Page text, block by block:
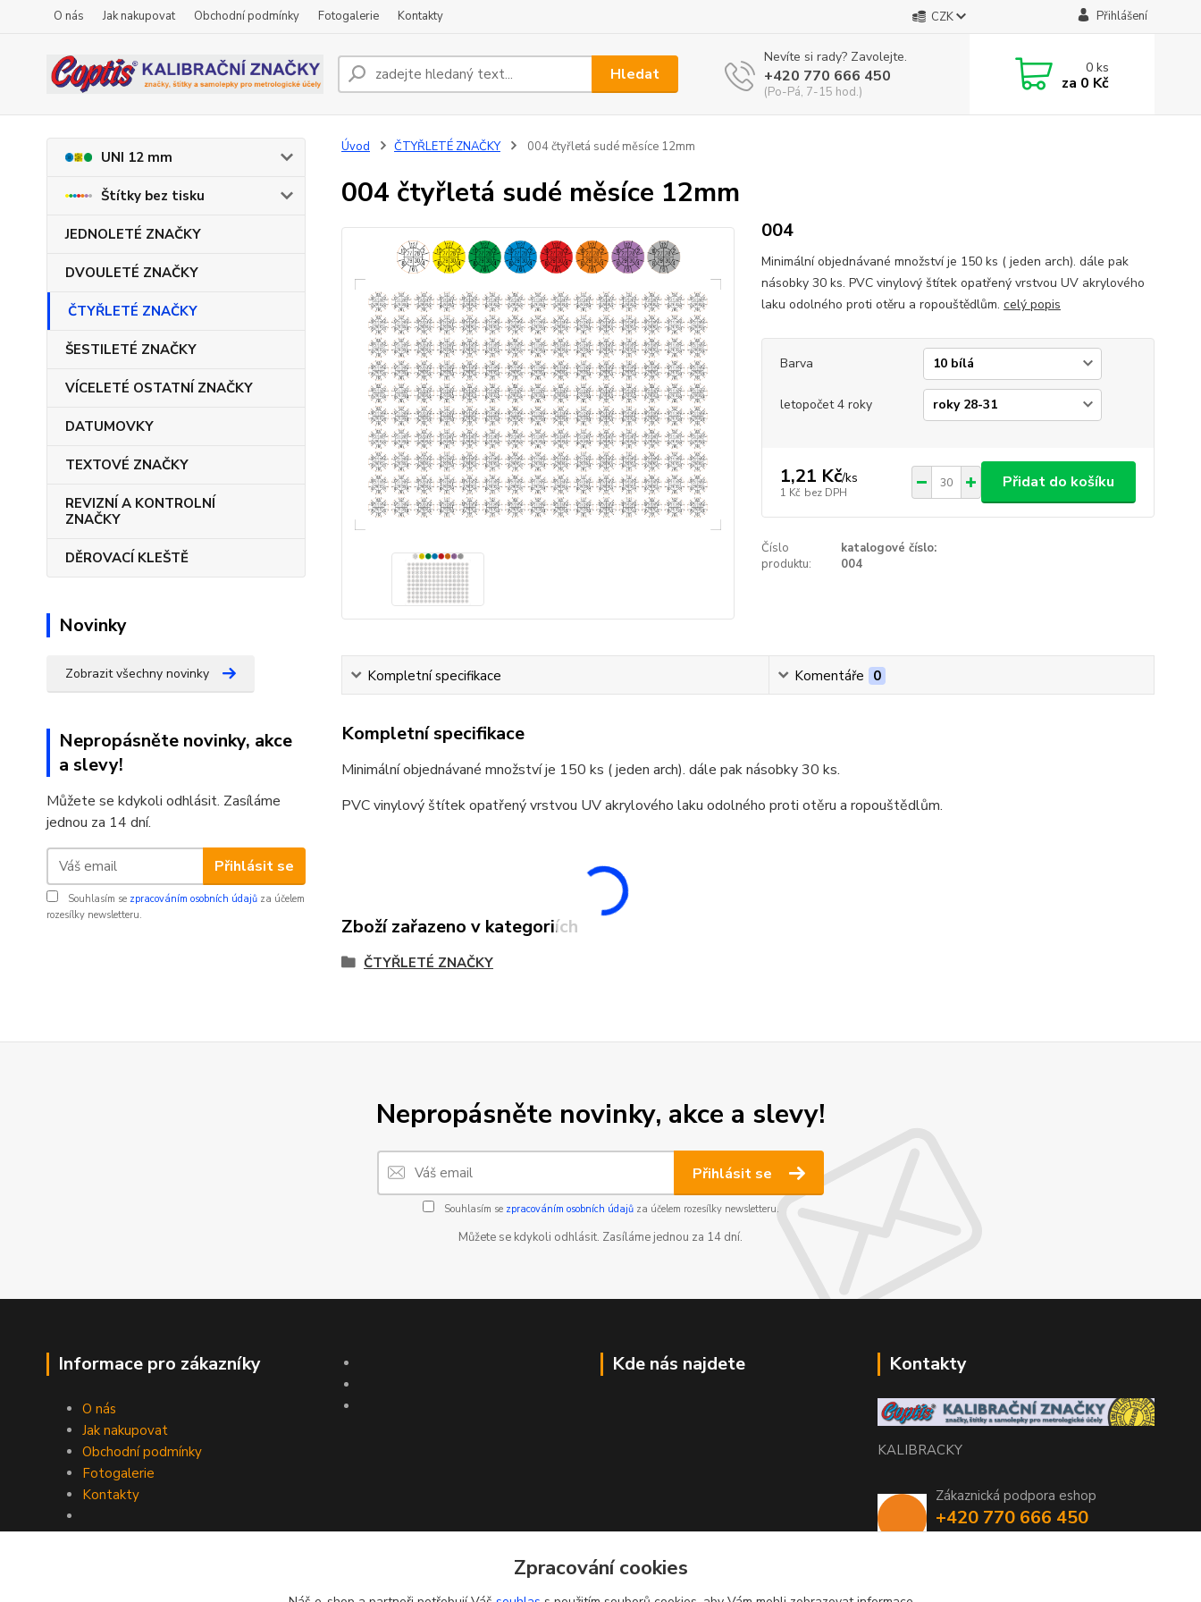
O nás Jak nakupovat Obchodní podmínky Fotogalerie Kontakty CZK Přihlášení
Hledat
Nevíte si rady? Zavolejte.
+420 770 666 450
(Po-Pá, 7-15 hod.)
0ks
za 0 Kč
UNI 12 mm
Štítky bez tisku
JEDNOLETÉ ZNAČKY
DVOULETÉ ZNAČKY
ČTYŘLETÉ ZNAČKY
ŠESTILETÉ ZNAČKY
VÍCELETÉ OSTATNÍ ZNAČKY
DATUMOVKY
TEXTOVÉ ZNAČKY
REVIZNÍ A KONTROLNÍ
ZNAČKY
DĚROVACÍ KLEŠTĚ
Novinky
Zobrazit všechny novinky
Nepropásněte novinky, akce
a slevy!
Můžete se kdykoli odhlásit. Zasíláme
jednou za 14 dní.
Přihlásit se
Souhlasím se zpracováním osobních údajů za účelem
rozesílky newsletteru.
Úvod ČTYŘLETÉ ZNAČKY 004 čtyřletá sudé měsíce 12mm
004 čtyřletá sudé měsíce 12mm
004
Minimální objednávané množství je 150 ks ( jeden arch). dále pak
násobky 30 ks. PVC vinylový štítek opatřený vrstvou UV akrylového
laku odolného proti otěru a ropouštědlům. celý popis
Barva
letopočet 4 roky
1,21 Kč/ks
1 Kč bez DPH
Přidat do košíku
Číslo
produktu:
katalogové číslo:
004
Kompletní specifikace Komentáře 0
Kompletní specifikace
Minimální objednávané množství je 150 ks ( jeden arch). dále pak násobky 30 ks.
PVC vinylový štítek opatřený vrstvou UV akrylového laku odolného proti otěru a ropouštědlům.
Zboží zařazeno v kategoriích
ČTYŘLETÉ ZNAČKY
Nepropásněte novinky, akce a slevy!
Přihlásit se
Souhlasím se zpracováním osobních údajůza účelem rozesílky newsletteru.
Můžete se kdykoli odhlásit. Zasíláme jednou za 14 dní.
Informace pro zákazníky
O nás
Jak nakupovat
Obchodní podmínky
Fotogalerie
Kontakty
Kde nás najdete Kontakty
KALIBRACKY
Zákaznická podpora eshop
+420 770 666 450
Zpracování cookies